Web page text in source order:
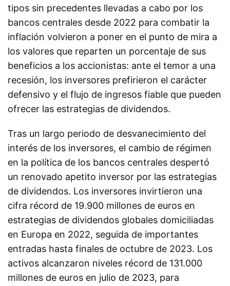
tipos sin precedentes llevadas a cabo por los
bancos centrales desde 2022 para combatir la
inflación volvieron a poner en el punto de mira a
los valores que reparten un porcentaje de sus
beneficios a los accionistas: ante el temor a una
recesión, los inversores prefirieron el carácter
defensivo y el flujo de ingresos fiable que pueden
ofrecer las estrategias de dividendos.
Tras un largo periodo de desvanecimiento del
interés de los inversores, el cambio de régimen
en la política de los bancos centrales despertó
un renovado apetito inversor por las estrategias
de dividendos. Los inversores invirtieron una
cifra récord de 19.900 millones de euros en
estrategias de dividendos globales domiciliadas
en Europa en 2022, seguida de importantes
entradas hasta finales de octubre de 2023. Los
activos alcanzaron niveles récord de 131.000
millones de euros en julio de 2023, para